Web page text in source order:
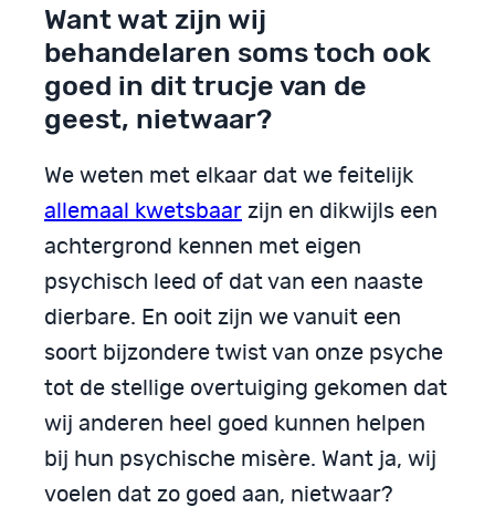
Want wat zijn wij
behandelaren soms toch ook
goed in dit trucje van de
geest, nietwaar?
We weten met elkaar dat we feitelijk
allemaal kwetsbaar zijn en dikwijls een
achtergrond kennen met eigen
psychisch leed of dat van een naaste
dierbare. En ooit zijn we vanuit een
soort bijzondere twist van onze psyche
tot de stellige overtuiging gekomen dat
wij anderen heel goed kunnen helpen
bij hun psychische misère. Want ja, wij
voelen dat zo goed aan, nietwaar?